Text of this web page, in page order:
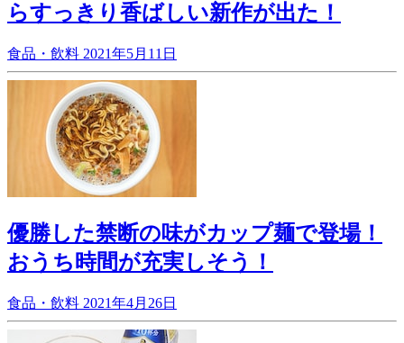
らすっきり香ばしい新作が出た！
食品・飲料 2021年5月11日
優勝した禁断の味がカップ麺で登場！
おうち時間が充実しそう！
食品・飲料 2021年4月26日